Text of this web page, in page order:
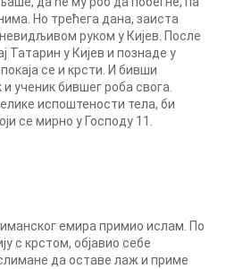
Но трећега дана, заиста
руком у Кијев. После
Татарин у Кијев и познаде у
се и крсти. И бивши
ученик бившег роба свога.
испоштености тела, би
се мирно у Господу 11.
емира примио ислам. По
с крстом, објавио себе
да оставе лаж и приме